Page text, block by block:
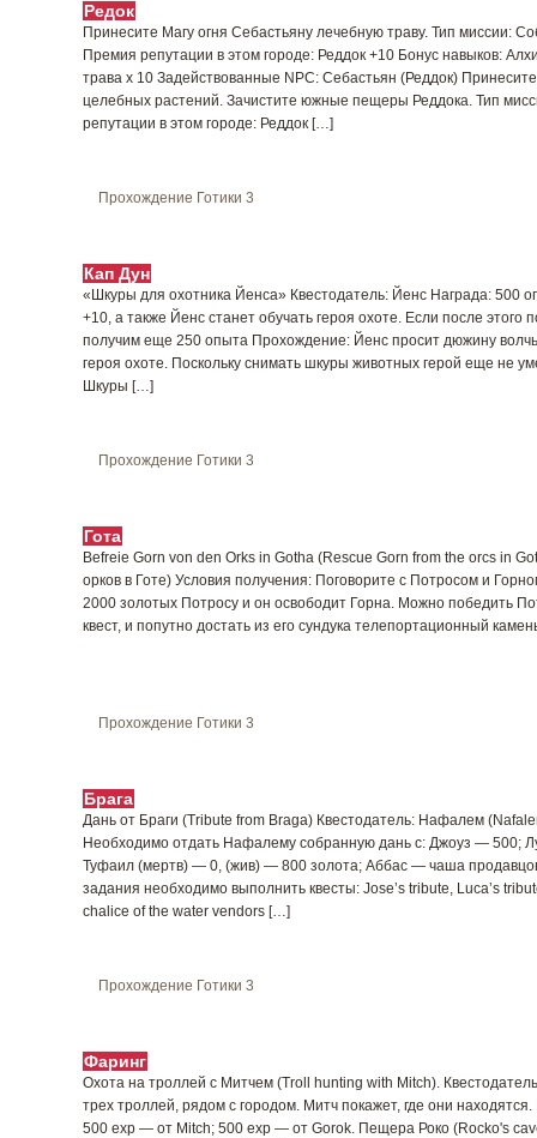
Редок
Принесите Магу огня Себастьяну лечебную траву. Тип миссии:
Премия репутации в этом городе: Реддок +10 Бонус навыков:
трава x 10 Задействованные NPC: Себастьян (Реддок) Принесите
целебных растений. Зачистите южные пещеры Реддока. Тип
репутации в этом городе: Реддок […]
Прохождение Готики 3
Кап Дун
«Шкуры для охотника Йенса» Квестодатель: Йенс Награда: 500
+10, а также Йенс станет обучать героя охоте. Если после этого
получим еще 250 опыта Прохождение: Йенс просит дюжину
героя охоте. Поскольку снимать шкуры животных герой еще не
Шкуры […]
Прохождение Готики 3
Гота
Befreie Gorn von den Orks in Gotha (Rescue Gorn from the orcs in
орков в Готе) Условия получения: Поговорите с Потросом и
2000 золотых Потросу и он освободит Горна. Можно победить
квест, и попутно достать из его сундука телепортационный
Прохождение Готики 3
Брага
Дань от Браги (Tribute from Braga) Квестодатель: Нафалем
Необходимо отдать Нафалему собранную дань c: Джоуз — 500;
Туфаил (мертв) — 0, (жив) — 800 золота; Аббас — чаша
задания необходимо выполнить квесты: Jose’s tribute, Luca’s
chalice of the water vendors […]
Прохождение Готики 3
Фаринг
Охота на троллей с Митчем (Troll hunting with Mitch).
трех троллей, рядом с городом. Митч покажет, где они
500 exp — от Mitch; 500 exp — от Gorok. Пещера Роко (Rocko's